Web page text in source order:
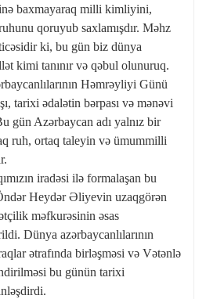
baxmayaraq milli kimliyini,
qoruyub saxlamışdır. Məhz
ki, bu gün biz dünya
kimi tanınır və qəbul olunuruq.
Həmrəyliyi Günü
tarixi ədalətin bərpası və mənəvi
gün Azərbaycan adı yalnız bir
ruh, ortaq taleyin və ümummilli
iradəsi ilə formalaşan bu
Heydər Əliyevin uzaqgörən
məfkurəsinin əsas
Dünya azərbaycanlılarının
ətrafında birləşməsi və Vətənlə
bu günün tarixi